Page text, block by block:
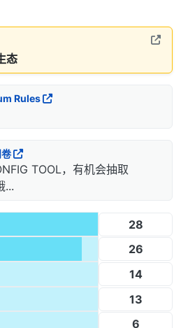
态
Rules
卷
TOOL，有机会抽取
...
28
26
14
13
6